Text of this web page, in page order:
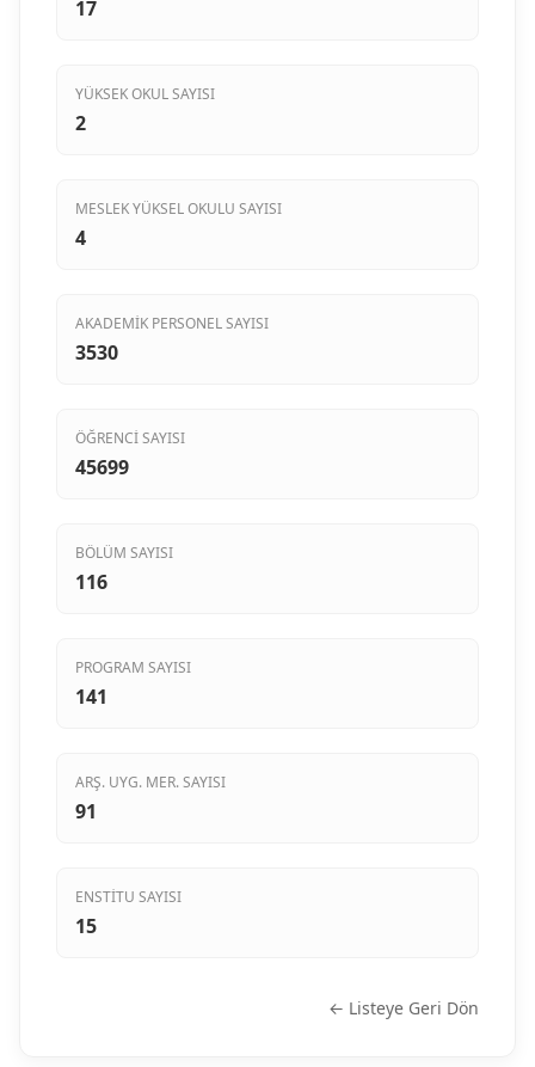
17
YÜKSEK OKUL SAYISI
2
MESLEK YÜKSEL OKULU SAYISI
4
AKADEMIK PERSONEL SAYISI
3530
ÖĞRENCI SAYISI
45699
BÖLÜM SAYISI
116
PROGRAM SAYISI
141
ARŞ. UYG. MER. SAYISI
91
ENSTITU SAYISI
15
← Listeye Geri Dön